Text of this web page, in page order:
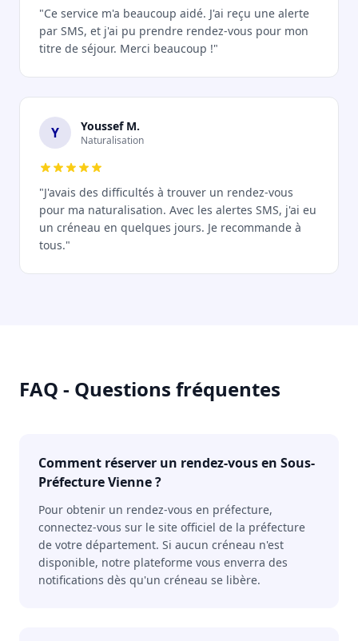
"Ce service m'a beaucoup aidé. J'ai reçu une alerte
par SMS, et j'ai pu prendre rendez-vous pour mon
titre de séjour. Merci beaucoup !"
Y Youssef M.
Naturalisation
"J'avais des difficultés à trouver un rendez-vous
pour ma naturalisation. Avec les alertes SMS, j'ai eu
un créneau en quelques jours. Je recommande à
tous."
FAQ - Questions fréquentes
Comment réserver un rendez-vous en Sous-
Préfecture Vienne ?
Pour obtenir un rendez-vous en préfecture,
connectez-vous sur le site officiel de la préfecture
de votre département. Si aucun créneau n'est
disponible, notre plateforme vous enverra des
notifications dès qu'un créneau se libère.